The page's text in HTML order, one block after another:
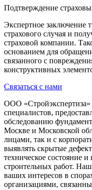
Подтверждение
Экспертное заключение
страхового случая и
страховой компании.
основанием для
связанного с
конструктивных
Связаться с нами
ООО
специалистов,
обследованию
Москве и Московской
лицами, так и с
выявлять скрытые
техническое состояние
строительных работ.
ваших интересов в
организациями,